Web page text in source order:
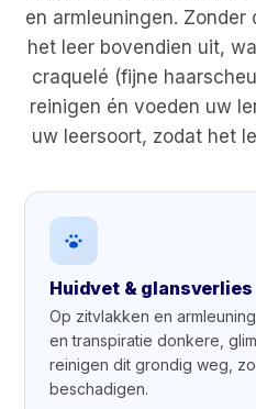
en armleuningen.
het leer bovendien uit,
craquelé (fijne
reinigen én voeden uw
uw leersoort, zodat het
Huidvet & glansverlies
Op zitvlakken en
en transpiratie donkere,
reinigen dit grondig weg,
beschadigen.